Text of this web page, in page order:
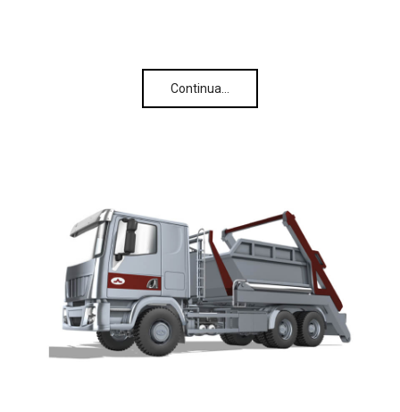
Continua…